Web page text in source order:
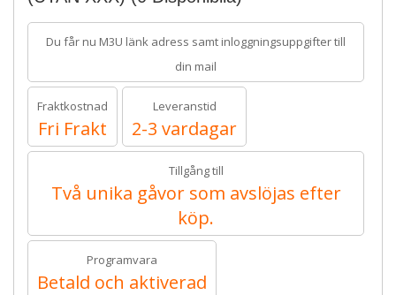
Du får nu M3U länk adress samt inloggningsuppgifter till
din mail
Fraktkostnad
Fri Frakt
Leveranstid
2-3 vardagar
Tillgång till
Två unika gåvor som avslöjas efter
köp.
Programvara
Betald och aktiverad